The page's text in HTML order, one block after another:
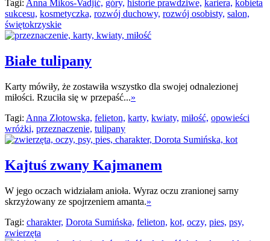
Tagi: Anna Mikos-Vadjić, góry, historie prawdziwe, kariera, kobieta
sukcesu, kosmetyczka, rozwój duchowy, rozwój osobisty, salon,
świętokrzyskie
Białe tulipany
Karty mówiły, że zostawiła wszystko dla swojej odnalezionej
miłości. Rzuciła się w przepaść...»
Tagi: Anna Złotowska, felieton, karty, kwiaty, miłość, opowieści
wróżki, przeznaczenie, tulipany
Kajtuś zwany Kajmanem
W jego oczach widziałam anioła. Wyraz oczu zranionej sarny
skrzyżowany ze spojrzeniem amanta.»
Tagi: charakter, Dorota Sumińska, felieton, kot, oczy, pies, psy,
zwierzęta